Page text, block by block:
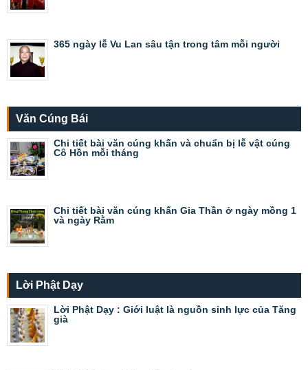
365 ngày lễ Vu Lan sâu tận trong tâm mỗi người
Văn Cúng Bái
Chi tiết bài văn cúng khấn và chuẩn bị lễ vật cúng
Cô Hồn mỗi tháng
Chi tiết bài văn cúng khấn Gia Thần ở ngày mồng 1
và ngày Rằm
Lời Phật Dạy
Lời Phật Dạy : Giới luật là nguồn sinh lực của Tăng
già